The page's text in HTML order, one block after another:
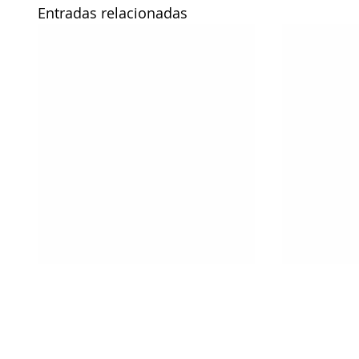
Entradas relacionadas